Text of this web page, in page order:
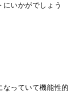
いかがでしょう
なっていて機能性的